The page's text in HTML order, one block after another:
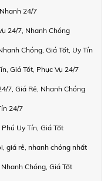
24/7
24/7, Nhanh Chóng
Chóng, Giá Tốt, Uy Tín
Giá Tốt, Phục Vụ 24/7
7, Giá Rẻ, Nhanh Chóng
24/7
Uy Tín, Giá Tốt
giá rẻ, nhanh chóng nhất
Chóng, Giá Tốt